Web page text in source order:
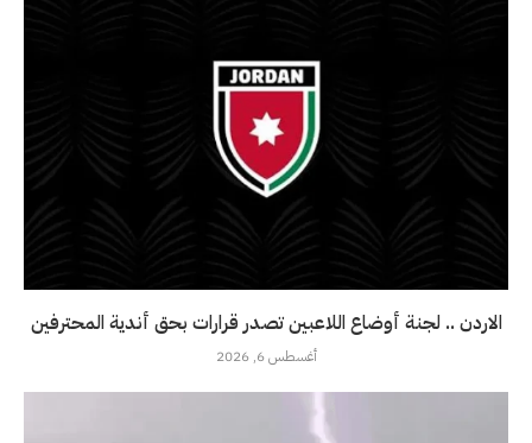
الاردن .. لجنة أوضاع اللاعبين تصدر قرارات بحق أندية المحترفين
أغسطس 6, 2026